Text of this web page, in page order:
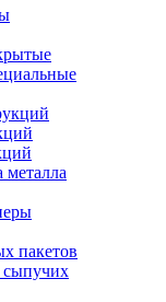
металла
пакетов
сыпучих